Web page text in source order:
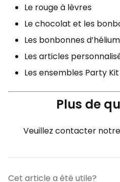
Le rouge à lèvres
Le chocolat et les
Les bonbonnes d’hélium
Les articles
Les ensembles Party
Plus de
Veuillez contacter
Cet article a été utile?